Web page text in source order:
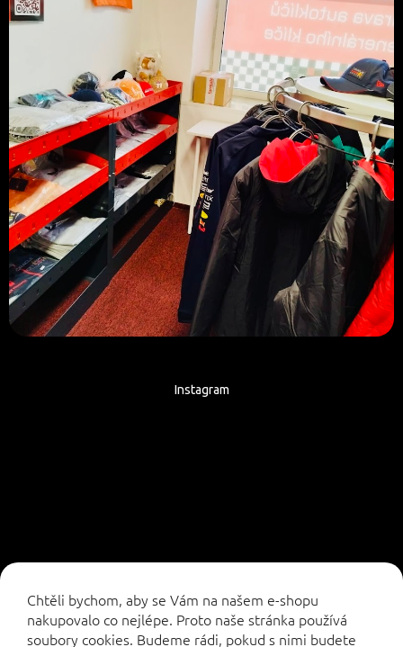
Chtěli bychom, aby se Vám na našem e-shopu
nakupovalo co nejlépe. Proto naše stránka používá
soubory cookies. Budeme rádi, pokud s nimi budete
Instagram